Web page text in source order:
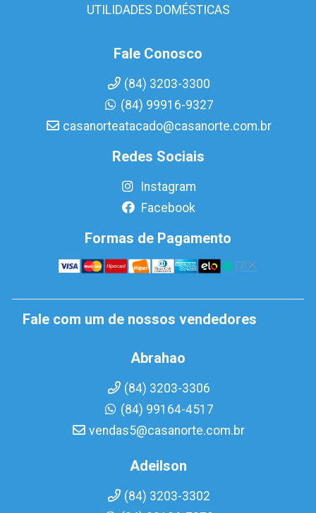
UTILIDADES DOMÉSTICAS
Fale Conosco
(84) 3203-3300
(84) 99916-9327
casanorteatacado@casanorte.com.br
Redes Sociais
Instagram
Facebook
Formas de Pagamento
Fale com um de nossos vendedores
Abrahao
(84) 3203-3306
(84) 99164-4517
vendas5@casanorte.com.br
Adeilson
(84) 3203-3302